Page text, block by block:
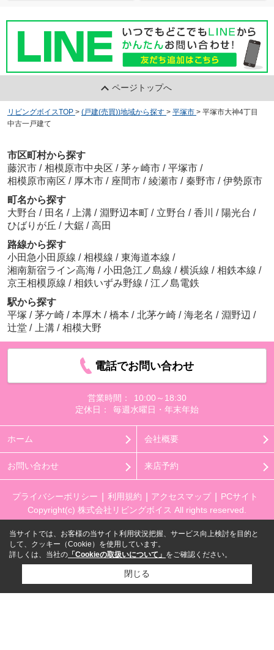
ページトップへ
リビングボイスTOP > (戸建(売買))地域から探す > 平塚市 > 平塚市大神4丁目
中古一戸建て
市区町村から探す
藤沢市 / 相模原市中央区 / 茅ヶ崎市 / 平塚市 /
相模原市南区 / 厚木市 / 座間市 / 綾瀬市 / 秦野市 / 伊勢原市
町名から探す
大野台 / 田名 / 上溝 / 淵野辺本町 / 立野台 / 香川 / 陽光台 /
ひばりが丘 / 大鋸 / 高田
路線から探す
小田急小田原線 / 相模線 / 東海道本線 /
湘南新宿ライン高海 / 小田急江ノ島線 / 横浜線 / 相鉄本線 /
京王相模原線 / 相鉄いずみ野線 / 江ノ島電鉄
駅から探す
平塚 / 茅ケ崎 / 本厚木 / 橋本 / 北茅ケ崎 / 海老名 / 淵野辺 /
辻堂 / 上溝 / 相模大野
電話でお問い合わせ
営業時間：
10:00～18:30
定休日：
毎週水曜日・年末年始
ホーム 会社概要
お問い合わせ 来店予約
プライバシーポリシー 利用規約 アクセスマップ
PCサイト
Copyright(c) 株式会社リビングボイス All rights reserved.
当サイトでは、お客様の当サイト利用状況把握、サービス向上検討を目的と
して、クッキー（Cookie）を使用しています。
詳しくは、当社の 「Cookieの取扱いについて」 をご確認ください。
閉じる